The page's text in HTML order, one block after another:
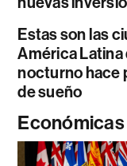
Estas son las
América
nocturno hace
de sueño